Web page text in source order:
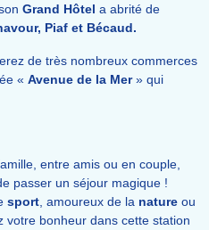
Grand Hôtel a abrité de
Piaf et Bécaud.
de très nombreux commerces
« Avenue de la Mer» qui
entre amis ou en couple,
passer un séjour magique !
sport , amoureux de la nature ou
votre bonheur dans cette station